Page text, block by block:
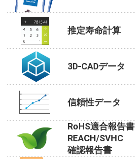
推定寿命計算
3D-CADデータ
信頼性データ
RoHS適合報告書
REACH/SVHC
確認報告書